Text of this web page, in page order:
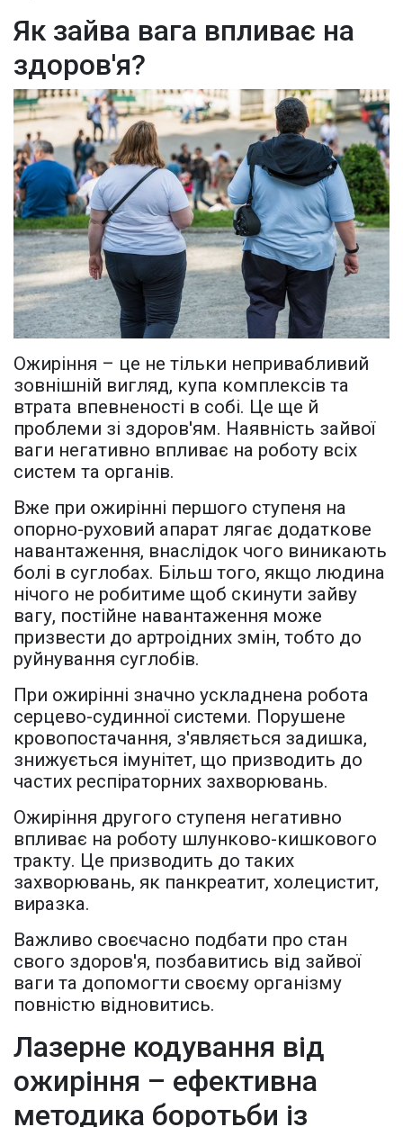
Як зайва вага впливає на
здоров'я?
Ожиріння – це не тільки непривабливий
зовнішній вигляд, купа комплексів та
втрата впевненості в собі. Це ще й
проблеми зі здоров'ям. Наявність зайвої
ваги негативно впливає на роботу всіх
систем та органів.
Вже при ожирінні першого ступеня на
опорно-руховий апарат лягає додаткове
навантаження, внаслідок чого виникають
болі в суглобах. Більш того, якщо людина
нічого не робитиме щоб скинути зайву
вагу, постійне навантаження може
призвести до артроідних змін, тобто до
руйнування суглобів.
При ожирінні значно ускладнена робота
серцево-судинної системи. Порушене
кровопостачання, з'являється задишка,
знижується імунітет, що призводить до
частих респіраторних захворювань.
Ожиріння другого ступеня негативно
впливає на роботу шлунково-кишкового
тракту. Це призводить до таких
захворювань, як панкреатит, холецистит,
виразка.
Важливо своєчасно подбати про стан
свого здоров'я, позбавитись від зайвої
ваги та допомогти своєму організму
повністю відновитись.
Лазерне кодування від
ожиріння – ефективна
методика боротьби із